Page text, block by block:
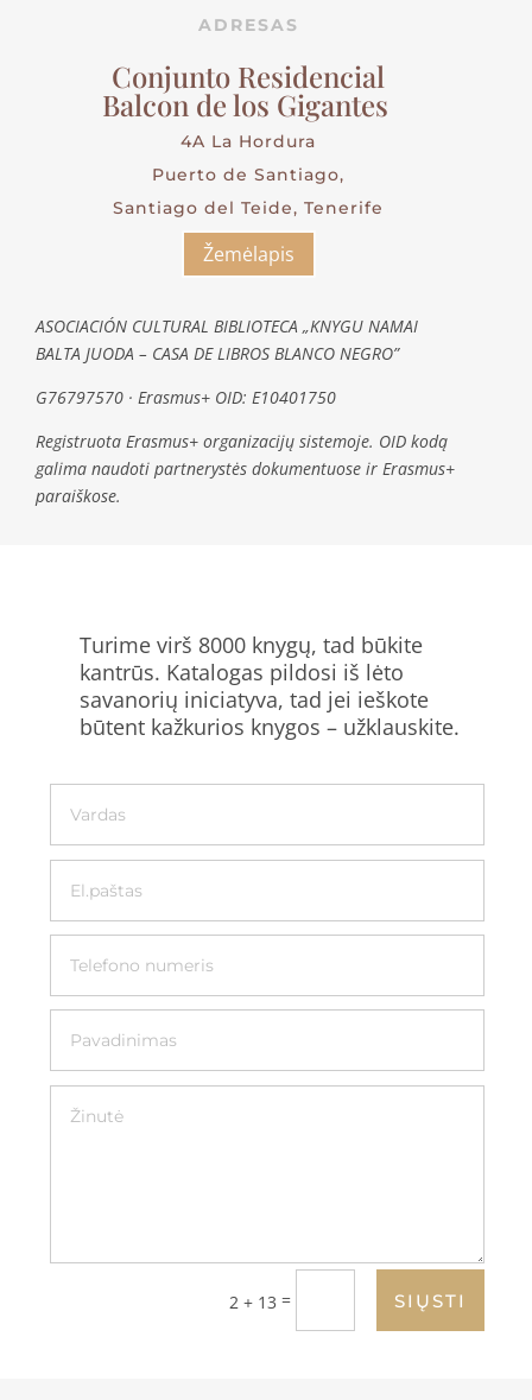
ADRESAS
Conjunto Residencial
Balcon de los Gigantes
4A La Hordura
Puerto de Santiago,
Santiago del Teide, Tenerife
Žemėlapis
ASOCIACIÓN CULTURAL BIBLIOTECA „KNYGU NAMAI
BALTA JUODA – CASA DE LIBROS BLANCO NEGRO”
G76797570 · Erasmus+ OID: E10401750
Registruota Erasmus+ organizacijų sistemoje. OID kodą
galima naudoti partnerystės dokumentuose ir Erasmus+
paraiškose.
Turime virš 8000 knygų, tad būkite
kantrūs. Katalogas pildosi iš lėto
savanorių iniciatyva, tad jei ieškote
būtent kažkurios knygos – užklauskite.
2 + 13 = SIŲSTI